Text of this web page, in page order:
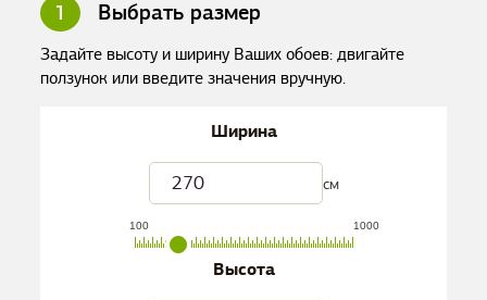
1 Выбрать размер
Задайте высоту и ширину Ваших обоев: двигайте
ползунок или введите значения вручную.
Ширина
см
100 1000
Высота